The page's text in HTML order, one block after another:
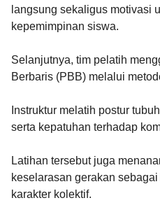
langsung sekaligus motivasi
kepemimpinan siswa.
Selanjutnya, tim pelatih
Berbaris (PBB) melalui
Instruktur melatih postur
serta kepatuhan terhadap
Latihan tersebut juga
keselarasan gerakan
karakter kolektif.